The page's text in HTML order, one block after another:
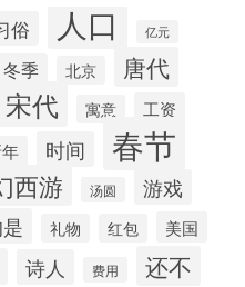
俗 人口 亿元
冬季 北京 唐代
宋代 寓意 工资
时间 春节
西游 汤圆 游戏
礼物 红包 美国
诗人 费用 还不